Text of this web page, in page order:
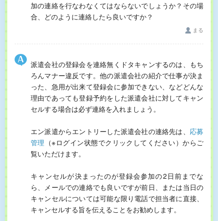
加の連絡を行なわなくてはならないでしょうか？その場
合、どのように連絡したら良いですか？
まる
派遣会社の登録会を連絡無くドタキャンするのは、もち
ろんマナー違反です。他の派遣会社の紹介で仕事が決ま
った、急用が出来て登録会に参加できない、などどんな
理由であっても登録予約をした派遣会社に対してキャン
セルする場合は必ず連絡を入れましょう。
エン派遣からエントリーした派遣会社の連絡先は、 応募
管理 （※ログイン状態でクリックしてください）からご
覧いただけます。
キャンセルが決まったのが登録会参加の2日前までな
ら、メールでの連絡でも良いですが前日、または当日の
キャンセルについては可能な限り電話で担当者に直接、
キャンセルする旨を伝えることをお勧めします。